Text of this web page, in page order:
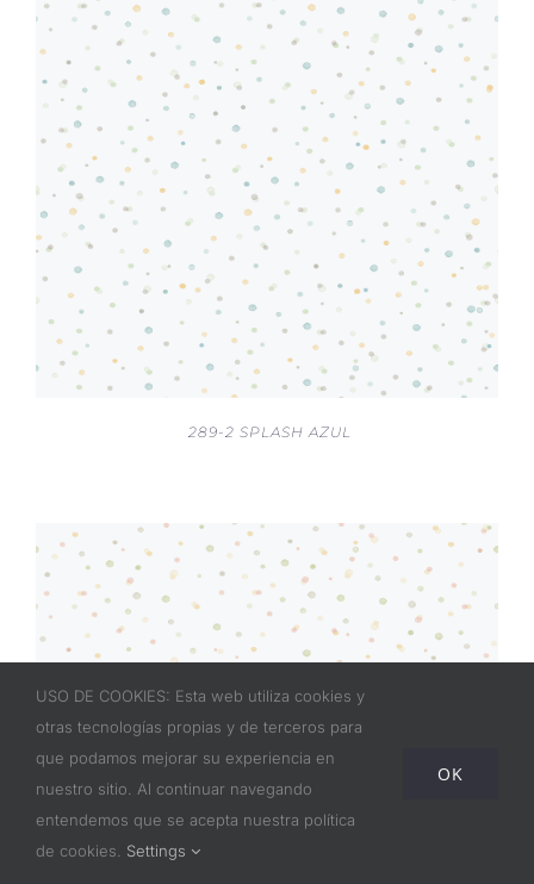
289-2 SPLASH AZUL
USO DE COOKIES: Esta web utiliza cookies y
otras tecnologías propias y de terceros para
que podamos mejorar su experiencia en
nuestro sitio. Al continuar navegando
entendemos que se acepta nuestra política
de cookies. Settings
OK